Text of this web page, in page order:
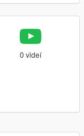
0 videí